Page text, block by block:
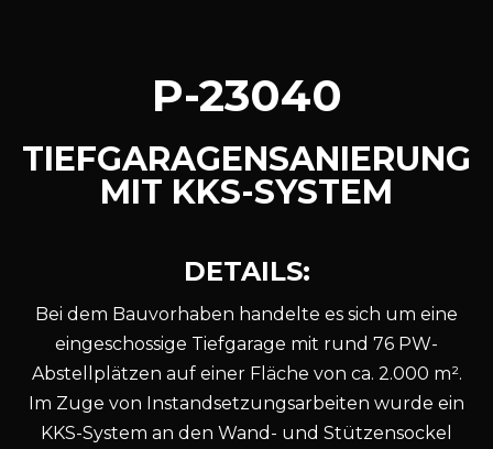
P-23040
TIEFGARAGENSANIERUNG
MIT KKS-SYSTEM
DETAILS:
Bei dem Bauvorhaben handelte es sich um eine
eingeschossige Tiefgarage mit rund 76 PW-
Abstellplätzen auf einer Fläche von ca. 2.000 m².
Im Zuge von Instandsetzungsarbeiten wurde ein
KKS-System an den Wand- und Stützensockel